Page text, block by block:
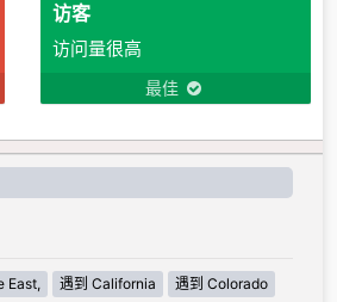
访客
访问量很高
最佳
East, 遇到 California 遇到 Colorado